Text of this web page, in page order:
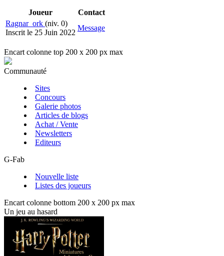
Joueur
Contact
Ragnar_ork (niv. 0)
Inscrit le 25 Juin 2022
Message
Encart colonne top 200 x 200 px max
Communauté
Sites
Concours
Galerie photos
Articles de blogs
Achat / Vente
Newsletters
Editeurs
G-Fab
Nouvelle liste
Listes des joueurs
Encart colonne bottom 200 x 200 px max
Un jeu au hasard